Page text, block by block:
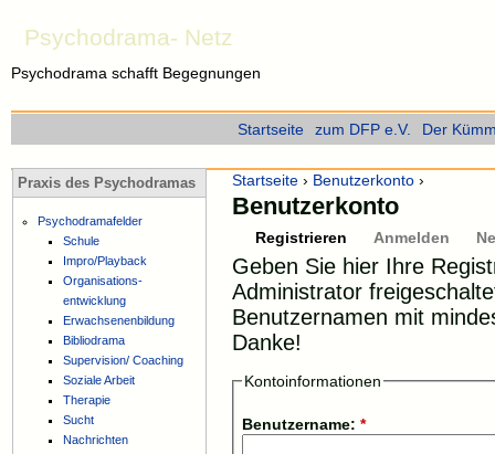
Psychodrama- Netz
Psychodrama schafft Begegnungen
Startseite › Benutzerkonto ›
Benutzerkonto
Registrieren Anmelden
Geben Sie hier Ihre
Administrator
Benutzernamen mit
Danke!
Kontoinformationen
Benutzername: *
Startseite zum DFP e.V. Der
Praxis des Psychodramas
Psychodramafelder
Schule
Impro/Playback
Organisations-
entwicklung
Erwachsenenbildung
Bibliodrama
Supervision/ Coaching
Soziale Arbeit
Therapie
Sucht
Nachrichten